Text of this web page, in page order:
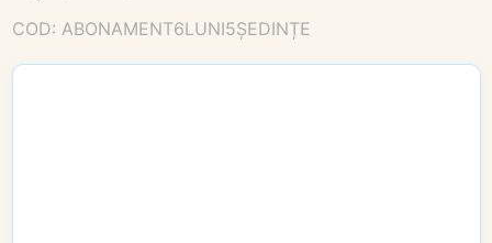
COD: ABONAMENT6LUNI5ȘEDINȚE